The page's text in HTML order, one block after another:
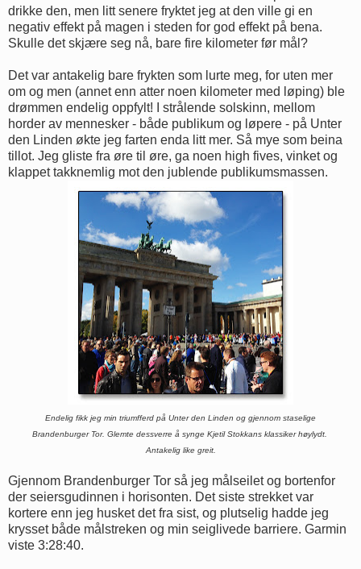
drikke den, men litt senere fryktet jeg at den ville gi en
negativ effekt på magen i steden for god effekt på bena.
Skulle det skjære seg nå, bare fire kilometer før mål?
Det var antakelig bare frykten som lurte meg, for uten mer
om og men (annet enn atter noen kilometer med løping) ble
drømmen endelig oppfylt! I strålende solskinn, mellom
horder av mennesker - både publikum og løpere - på Unter
den Linden økte jeg farten enda litt mer. Så mye som beina
tillot. Jeg gliste fra øre til øre, ga noen high fives, vinket og
klappet takknemlig mot den jublende publikumsmassen.
Endelig fikk jeg min triumfferd på Unter den Linden og gjennom staselige
Brandenburger Tor. Glemte dessverre å synge Kjetil Stokkans klassiker høylydt.
Antakelig like greit.
Gjennom Brandenburger Tor så jeg målseilet og bortenfor
der seiersgudinnen i horisonten. Det siste strekket var
kortere enn jeg husket det fra sist, og plutselig hadde jeg
krysset både målstreken og min seiglivede barriere. Garmin
viste 3:28:40.